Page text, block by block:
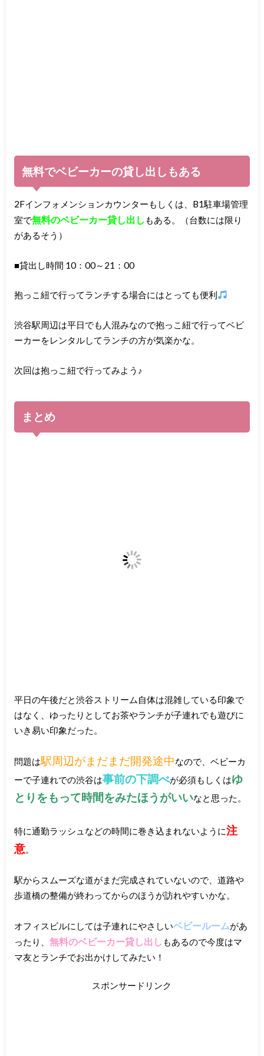
無料でベビーカーの貸し出しもある
2Fインフォメンションカウンターもしくは、B1駐車場管理
室で無料のベビーカー貸し出し もある。（台数には限り
があるそう）
■貸出し時間 10：00～21：00
抱っこ紐で行ってランチする場合にはとっても便利
渋谷駅周辺は平日でも人混みなので抱っこ紐で行ってベビ
ーカーをレンタルしてランチの方が気楽かな。
次回は抱っこ紐で行ってみよう♪
まとめ
平日の午後だと渋谷ストリーム自体は混雑している印象で
はなく、ゆったりとしてお茶やランチが子連れでも遊びに
いき易い印象だった。
問題は駅周辺がまだまだ開発途中なので、ベビーカ
ーで子連れでの渋谷は事前の下調べが必須もしくはゆ
とりをもって時間をみたほうがいいなと思った。
特に通勤ラッシュなどの時間に巻き込まれないように注
意。
駅からスムーズな道がまだ完成されていないので、道路や
歩道橋の整備が終わってからのほうが訪れやすいかな。
オフィスビルにしては子連れにやさしいベビールームがあ
ったり、 無料のベビーカー貸し出し もあるので今度はマ
マ友とランチでお出かけしてみたい！
スポンサードリンク